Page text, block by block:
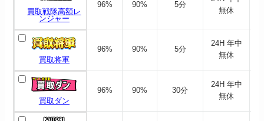
買取戦隊高額レ
ンジャー
96% 90% 5分
無休
買取将軍
96% 90% 5分
24H 年中
無休
買取ダン
96% 90% 30分
24H 年中
無休